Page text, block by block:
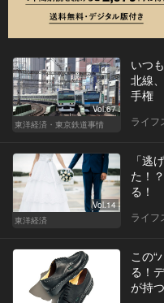
Vol.67
東洋経済・東京鉄道事情
いつ
北線
手権
ライフ
Vol.14
東洋経済
「逃
た！
る！
ライフ
この“
る！
が持